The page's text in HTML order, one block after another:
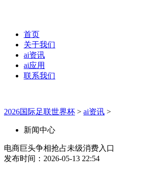
首页
关于我们
ai资讯
ai应用
联系我们
2026国际足联世界杯 > ai资讯 >
新闻中心
电商巨头争相抢占未级消费入口
发布时间：2026-05-13 22:54